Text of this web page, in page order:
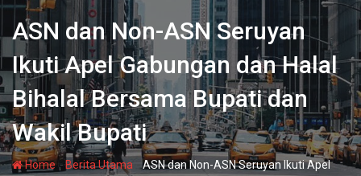
ASN dan Non-ASN Seruyan
Ikuti Apel Gabungan dan Halal
Bihalal Bersama Bupati dan
Wakil Bupati
Home-Berita Utama -ASN dan Non-ASN Seruyan Ikuti Apel